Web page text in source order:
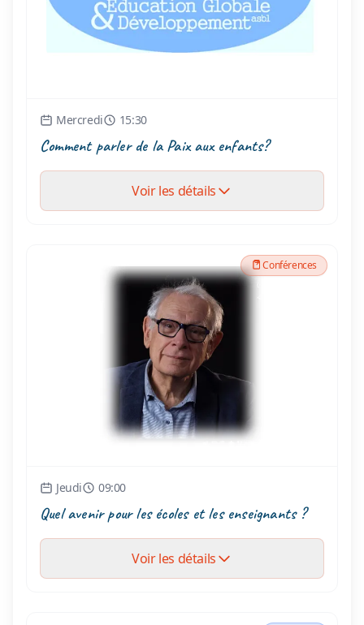
Mercredi 15:30
Comment parler de la Paix aux enfants?
Voir les détails
Conférences
Jeudi 09:00
Quel avenir pour les écoles et les enseignants ?
Voir les détails